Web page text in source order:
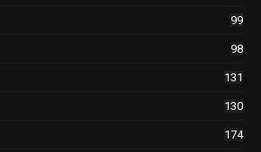
99
98
131
130
174